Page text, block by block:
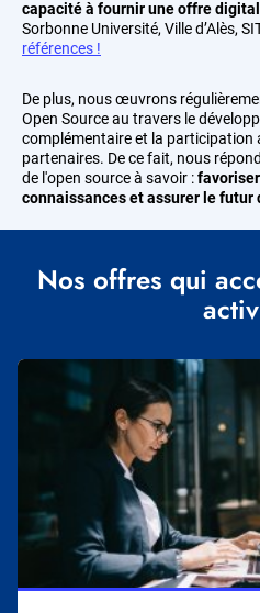
capacité à fournir une offre
Sorbonne Université, Ville d’Alès,
références !
De plus, nous œuvrons
Open Source au travers le
complémentaire et la participation
partenaires. De ce fait, nous
de l'open source à savoir :
connaissances et assurer le futur
Nos offres qui
Illustration
vignette